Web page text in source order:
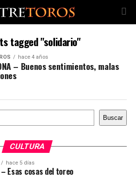
tagged "solidario"
hace 4 años
– Buenos sentimientos, malas
Buscar
CULTURA
hace 5 días
– Esas cosas del toreo